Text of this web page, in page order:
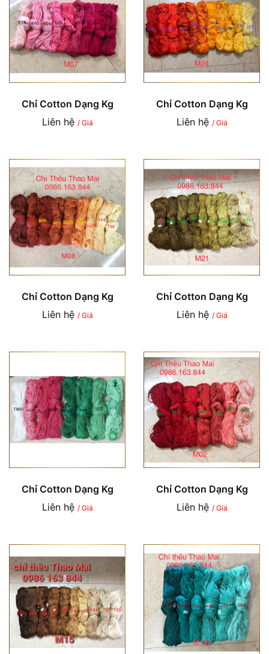
Chỉ Cotton Dạng Kg
Liên hệ / Giá
Chỉ Cotton Dạng Kg
Liên hệ / Giá
Chỉ Cotton Dạng Kg
Liên hệ / Giá
Chỉ Cotton Dạng Kg
Liên hệ / Giá
Chỉ Cotton Dạng Kg
Liên hệ / Giá
Chỉ Cotton Dạng Kg
Liên hệ / Giá